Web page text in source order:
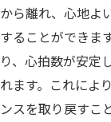
ら離れ、心地よ
ることができま
、心拍数が安定
ます。これによ
スを取り戻すこ